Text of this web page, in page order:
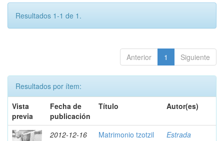
Resultados 1-1 de 1.
Anterior 1 Siguiente
Resultados por ítem:
Vista
previa
Fecha de
publicación
Título Autor(es)
2012-12-16
Matrimonio tzotzil
Estrada